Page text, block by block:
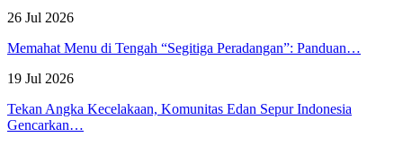
26 Jul 2026
Memahat Menu di Tengah “Segitiga Peradangan”: Panduan…
19 Jul 2026
Tekan Angka Kecelakaan, Komunitas Edan Sepur Indonesia
Gencarkan…